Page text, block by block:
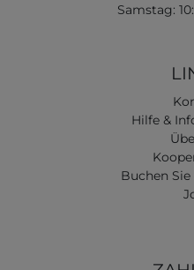
Samstag:
Hilfe &
Buchen